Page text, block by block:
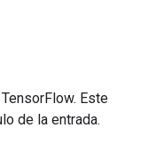
Este
de la entrada.